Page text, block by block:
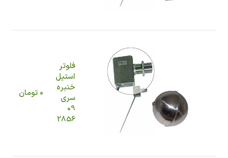
فلوتر
استیل
خنبره
سری
09
2856
0 تومان